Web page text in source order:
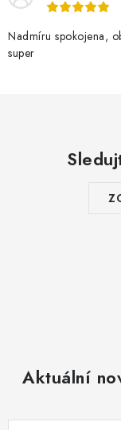
Nadmíru spokojena,
super
Aktuální